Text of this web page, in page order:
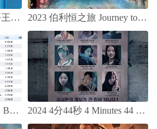
2020 露西·希姆斯和和平王子 / Lucy Shimmers and the Prince of Peace 2023 伯利恒之旅 Journey to Bethlehem 基督教电影
经典高清电影合集 170G BT种子下载 2024 4分44秒 4 Minutes 44 Seconds